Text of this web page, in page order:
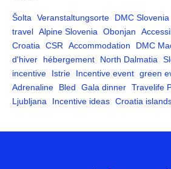
Šolta Veranstaltungsorte DMC Slovenia
travel Alpine Slovenia Obonjan
Croatia
CSR Accommodation DMC
d'hiver
hébergement North Dalmatia
incentive
Istrie Incentive event green
Adrenaline
Bled Gala dinner Travelife
Ljubljana
Incentive ideas Croatia